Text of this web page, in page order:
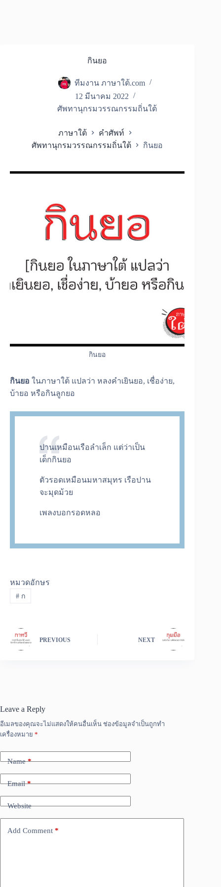
กินยอ
ทีมงาน ภาษาใต้.com
12 มีนาคม 2022
ศัพทานุกรมวรรณกรรมถิ่นใต้
ภาษาใต้
คำศัพท์
ศัพทานุกรมวรรณกรรมถิ่นใต้
กินยอ
กินยอ
กินยอ ในภาษาใต้ แปลว่า หลงคำเยินยอ, เชื่อง่าย,
บ้ายอ หรือกินลูกยอ
ปานเหมือนเรือลำเล็ก แต่ว่าเป็น
เด็กกินยอ
ตัวรอดเหมือนมหาสมุทร เรือปาน
จะมุดม้วย
เพลงบอกรอดหลอ
หมวดอักษร
#ก
PREVIOUS NEXT
Leave a Reply
อีเมลของคุณจะไม่แสดงให้คนอื่นเห็น ช่องข้อมูลจำเป็นถูกทำ
เครื่องหมาย *
Name*
Email*
Website
Add Comment *